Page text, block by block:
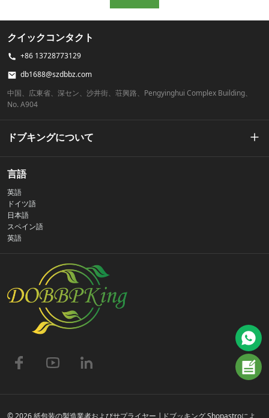
クイックコンタクト
+86 13728773129
db1688@szdbbz.com
中国、広東省、深セン、沙井街、荘興路、Pengyinghui Complex Building、
No. A904
ドブキングについて
私たちの物語
プライバシーポリシー
お問い合わせ
言語
英語
ドイツ語
日本語
スペイン語
英語
© 2026 紙包装の製造業者およびサプライヤー |ドブッキング Shopastroによ